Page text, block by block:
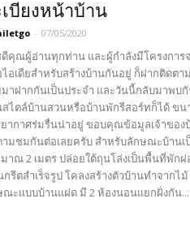
เบียงหน้าบ้าน
- 07/05/2020
ดีคุณผู้อ่านทุกท่าน และผู้กำลังมีโครงการ
อเดียสำหรับสร้างบ้านกันอยู่ ก็ฝากติดตา
าฝากกันเป็นประจำ และวันนี้กลับมาพบกั
ไตล์บ้านสวนหรือบ้านพักรีสอร์ทก็ได้ ขน
ากาศร่มรื่นน่าอยู่ ขอบคุณข้อมูลเจ้าขอ
ามชมกันต่อเลยครับ สำหรับลักษณะบ้าน
าณ 2 เมตร ปล่อยใต้ถุนโล่งเป็นพื้นที่พักผ่
รีตสำเร็จรูป โคลงสร้างตัวบ้านทำจาก
ณะแบบบ้านแฝด มี 2 ห้องนอนแยกฝั่งกัน...